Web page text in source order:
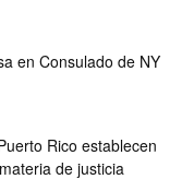
en Consulado de NY
Rico establecen
de justicia